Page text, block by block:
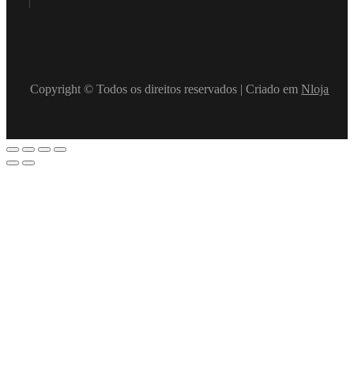
Copyright © Todos os direitos reservados | Criado emNloja